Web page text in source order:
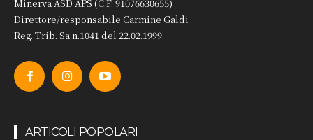
Minerva ASD APS (C.F. 91076630655)
Direttore/responsabile Carmine Galdi
Reg. Trib. Sa n.1041 del 22.02.1999.
ARTICOLI POPOLARI